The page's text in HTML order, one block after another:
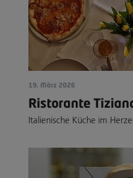
19. März 2026
Ristorante
Italienische Küche im